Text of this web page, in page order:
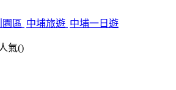
區 中埔旅遊 中埔一日遊
人氣()